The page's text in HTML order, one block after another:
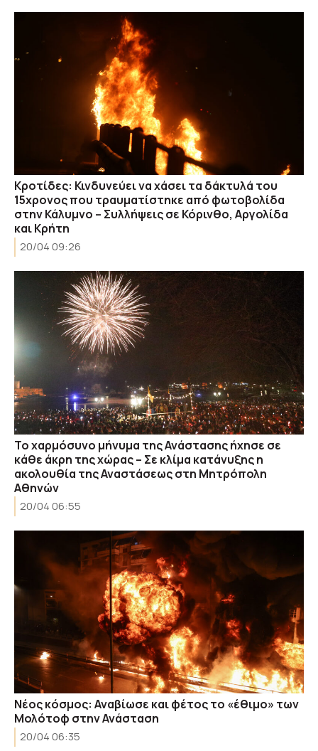
Κροτίδες: Κινδυνεύει να χάσει τα δάκτυλά του
15χρονος που τραυματίστηκε από φωτοβολίδα
στην Κάλυμνο – Συλλήψεις σε Κόρινθο, Αργολίδα
και Κρήτη
20/04 09:26
Το χαρμόσυνο μήνυμα της Ανάστασης ήχησε σε
κάθε άκρη της χώρας – Σε κλίμα κατάνυξης η
ακολουθία της Αναστάσεως στη Μητρόπολη
Αθηνών
20/04 06:55
Νέος κόσμος: Αναβίωσε και φέτος το «έθιμο» των
Μολότοφ στην Ανάσταση
20/04 06:35